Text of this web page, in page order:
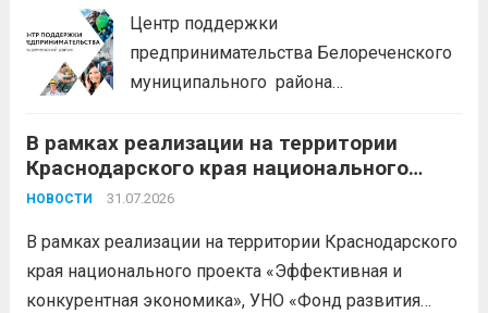
Центр поддержки
предпринимательства Белореченского
муниципального района
БЕСПЛАТНЫЕ КОНСУЛЬТАЦИИ
Бухгалтерский учет и заполнение
деклараций; Трудовое
планирование и правовое обеспечение;
Микрозаймы для предпринимателей по
В рамках реализации на территории
Краснодарского края национального
проекта «Эффективная и конкурентная
НОВОСТИ 31.07.2026
В рамках реализации на территории Краснодарского
края национального проекта «Эффективная и
конкурентная экономика», УНО «Фонд развития